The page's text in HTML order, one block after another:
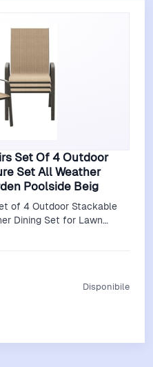
Set Of 4 Outdoor
Set All Weather
Poolside Beig
of 4 Outdoor Stackable
Dining Set for Lawn
Disponibile